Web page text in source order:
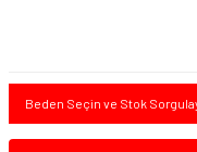
Beden Seçin ve Stok